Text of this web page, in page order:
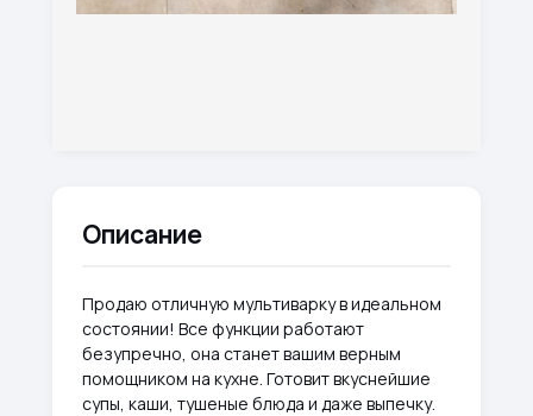
Описание
Продаю отличную мультиварку в идеальном
состоянии! Все функции работают
безупречно, она станет вашим верным
помощником на кухне. Готовит вкуснейшие
супы, каши, тушеные блюда и даже выпечку.